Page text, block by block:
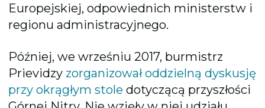
Europejskiej, odpowiednich ministerstw i
regionu administracyjnego.
Później, we wrześniu 2017, burmistrz
Prievidzy zorganizował oddzielną dyskusję
przy okrągłym stole dotyczącą przyszłości